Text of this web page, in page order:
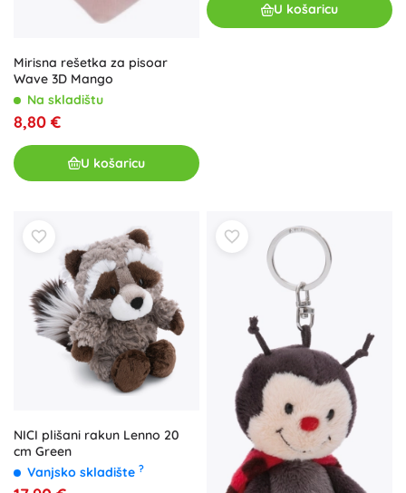
Mirisna rešetka za pisoar
Wave 3D Mango
Na skladištu
8,80 €
U košaricu
U košaricu
NICI plišani rakun Lenno 20
cm Green
Vanjsko skladište ?